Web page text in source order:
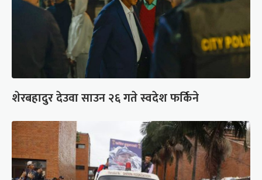
शेरबहादुर देउवा साउन २६ गते स्वदेश फर्किने